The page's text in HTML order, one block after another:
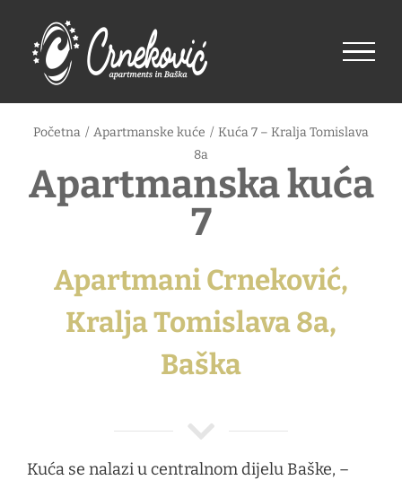
content
Početna / Apartmanske kuće / Kuća 7 – Kralja Tomislava
8a
Apartmanska kuća
7
Apartmani Crneković,
Kralja Tomislava 8a,
Baška
Kuća se nalazi u centralnom dijelu Baške, –